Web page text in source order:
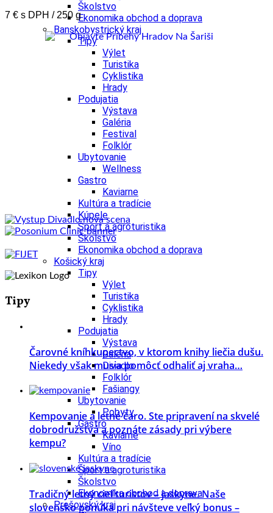
Školstvo
Ekonomika obchod a doprava
Banskobystrický kraj
Tipy
Výlet
Turistika
Cyklistika
Hrady
Podujatia
Výstava
Galéria
Festival
Folklór
Ubytovanie
Wellness
Gastro
Kaviarne
Kultúra a tradície
Kúpele
Šport a agroturistika
Školstvo
Ekonomika obchod a doprava
Košický kraj
Tipy
Výlet
Turistika
Cyklistika
Hrady
Podujatia
Výstava
Galéria
Divadlo
Folklór
Fašiangy
Ubytovanie
Pobyty
Gastro
Kaviarne
Víno
Kultúra a tradície
Šport a agroturistika
Školstvo
Ekonomika obchod a doprava
Prešovský kraj
7 € s DPH / 250 g
Tipy
Čarovné kníhkupectvo, v ktorom knihy liečia dušu.
Niekedy však musia pomôcť odhaliť aj vraha…
Kempovanie a letné čaro. Ste pripravení na skvelé
dobrodružstvá a poznáte zásady pri výbere
kempu?
Tradičný letný cieľ turistov – jaskyne. Naše
slovensko ponúka pri návšteve veľký bonus –